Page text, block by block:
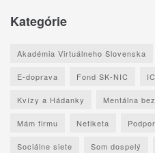
Kategórie
Akadémia Virtuálneho Slovenska
E-doprava Fond SK-NIC
Kvízy a Hádanky Mentálna
Mám firmu Netiketa
Sociálne siete Som dospelý